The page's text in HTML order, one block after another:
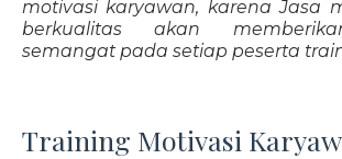
motivasi karyawan, karena Jasa
berkualitas akan
semangat pada setiap peserta
Training Motivasi